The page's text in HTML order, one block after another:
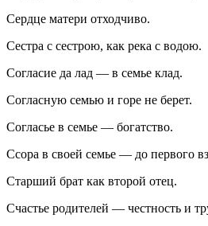
Сердце матери отходчиво.
Сестра с сестрою, как река с водою.
Согласие да лад — в семье клад.
Согласную семью и горе не берет.
Согласье в семье — богатство.
Ссора в своей семье — до первого
Старший брат как второй отец.
Счастье родителей — честность и